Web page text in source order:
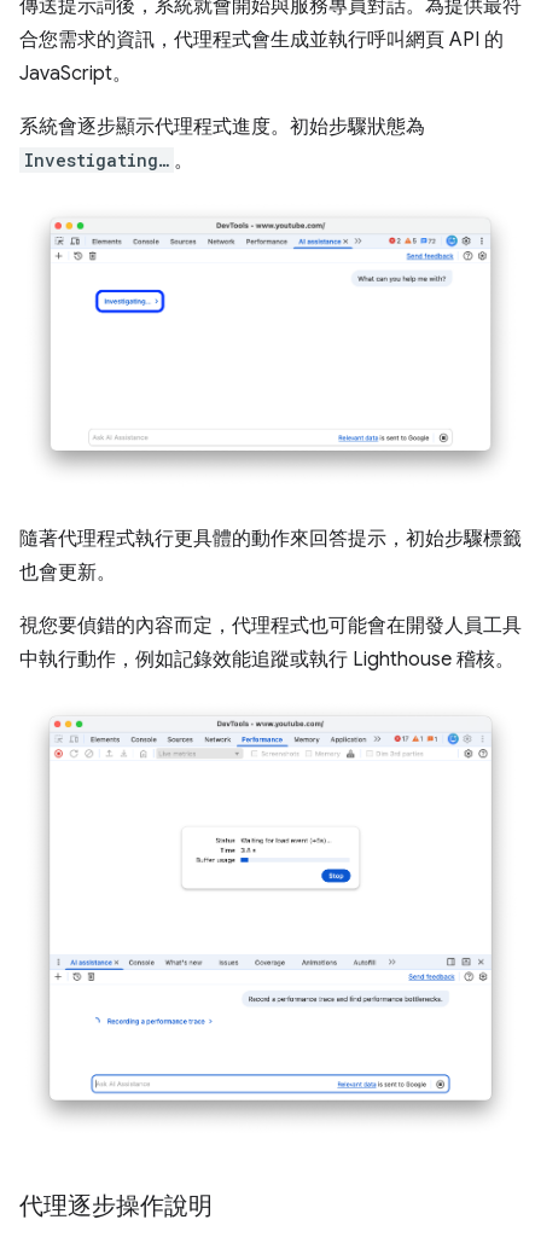
傳送提示詞後，系統就會開始與服務專員對話。為提供最符
合您需求的資訊，代理程式會生成並執行呼叫網頁 API 的
JavaScript。
系統會逐步顯示代理程式進度。初始步驟狀態為
Investigating… 。
隨著代理程式執行更具體的動作來回答提示，初始步驟標籤
也會更新。
視您要偵錯的內容而定，代理程式也可能會在開發人員工具
中執行動作，例如記錄效能追蹤或執行 Lighthouse 稽核。
代理逐步操作說明